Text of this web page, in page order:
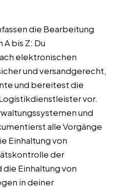
die Bearbeitung
bis Z: Du
elektronischen
und versandgerecht,
und bereitest die
vor.
und
alle Vorgänge
Einhaltung von
der
Einhaltung von
in deiner